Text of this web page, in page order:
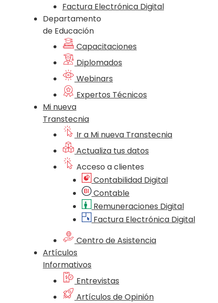
Factura Electrónica Digital
Departamento
de Educación
Capacitaciones
Diplomados
Webinars
Expertos Técnicos
Mi nueva
Transtecnia
Ir a Mi nueva Transtecnia
Actualiza tus datos
Acceso a clientes
Contabilidad Digital
Contable
Remuneraciones Digital
Factura Electrónica Digital
Centro de Asistencia
Artículos
Informativos
Entrevistas
Artículos de Opinión